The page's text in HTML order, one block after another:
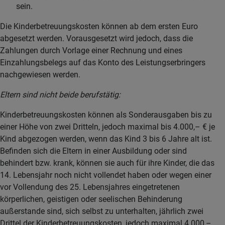
sein.
Die Kinderbetreuungskosten können ab dem ersten Euro
abgesetzt werden. Vorausgesetzt wird jedoch, dass die
Zahlungen durch Vorlage einer Rechnung und eines
Einzahlungsbelegs auf das Konto des Leistungserbringers
nachgewiesen werden.
Eltern sind nicht beide berufstätig:
Kinderbetreuungskosten können als Sonderausgaben bis zu
einer Höhe von zwei Dritteln, jedoch maximal bis 4.000,– € je
Kind abgezogen werden, wenn das Kind 3 bis 6 Jahre alt ist.
Befinden sich die Eltern in einer Ausbildung oder sind
behindert bzw. krank, können sie auch für ihre Kinder, die das
14. Lebensjahr noch nicht vollendet haben oder wegen einer
vor Vollendung des 25. Lebensjahres eingetretenen
körperlichen, geistigen oder seelischen Behinderung
außerstande sind, sich selbst zu unterhalten, jährlich zwei